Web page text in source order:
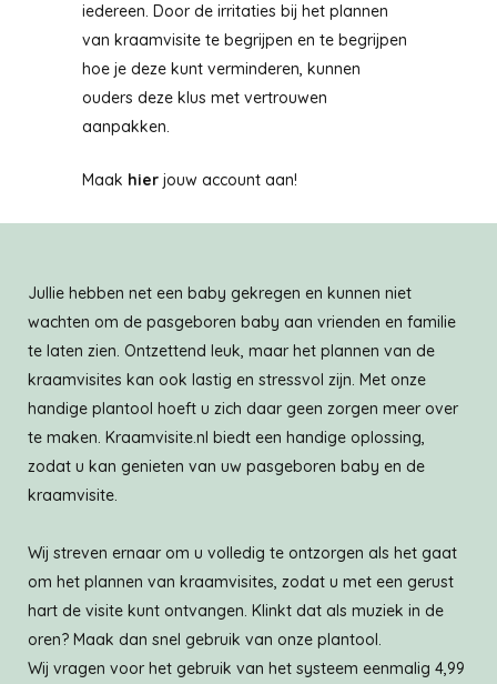
iedereen. Door de irritaties bij het plannen
van kraamvisite te begrijpen en te begrijpen
hoe je deze kunt verminderen, kunnen
ouders deze klus met vertrouwen
aanpakken.
Maak hier jouw account aan!
Jullie hebben net een baby gekregen en kunnen niet
wachten om de pasgeboren baby aan vrienden en familie
te laten zien. Ontzettend leuk, maar het plannen van de
kraamvisites kan ook lastig en stressvol zijn. Met onze
handige plantool hoeft u zich daar geen zorgen meer over
te maken. Kraamvisite.nl biedt een handige oplossing,
zodat u kan genieten van uw pasgeboren baby en de
kraamvisite.
Wij streven ernaar om u volledig te ontzorgen als het gaat
om het plannen van kraamvisites, zodat u met een gerust
hart de visite kunt ontvangen. Klinkt dat als muziek in de
oren? Maak dan snel gebruik van onze plantool.
Wij vragen voor het gebruik van het systeem eenmalig 4,99